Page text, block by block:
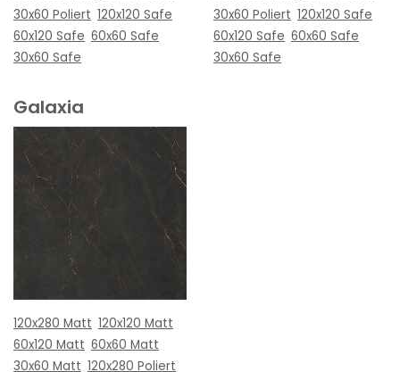
30x60 Poliert 120x120 Safe
60x120 Safe 60x60 Safe
30x60 Safe
30x60 Poliert 120x120 Safe
60x120 Safe 60x60 Safe
30x60 Safe
Galaxia
120x280 Matt 120x120 Matt
60x120 Matt 60x60 Matt
30x60 Matt 120x280 Poliert